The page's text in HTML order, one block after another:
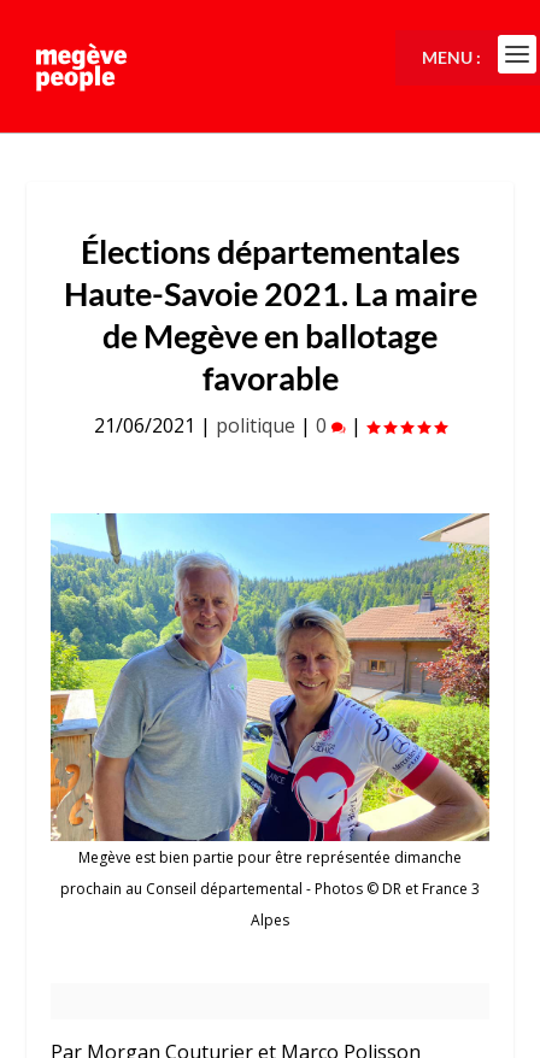
Élections départementales
Haute-Savoie 2021. La maire
de Megève en ballotage
favorable
21/06/2021 | politique | 0 |
Megève est bien partie pour être représentée dimanche
prochain au Conseil départemental - Photos © DR et France 3
Alpes
Par Morgan Couturier et Marco Polisson
MENU :